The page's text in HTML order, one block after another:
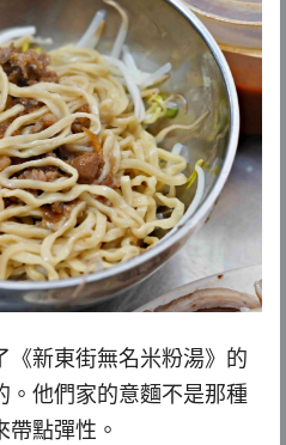
《新東街無名米粉湯》的
。他們家的意麵不是那種
點彈性。